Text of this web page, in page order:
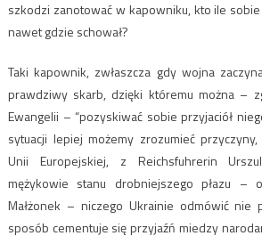
szkodzi zanotować w kapowniku, kto ile
nawet gdzie schował?
Taki kapownik, zwłaszcza gdy wojna
prawdziwy skarb, dzięki któremu można –
Ewangelii – “pozyskiwać sobie przyjaciół
sytuacji lepiej możemy zrozumieć
Unii Europejskiej, z Reichsfuhrerin
mężykowie stanu drobniejszego płazu –
Małżonek – niczego Ukrainie odmówić nie
sposób cementuje się przyjaźń miedzy